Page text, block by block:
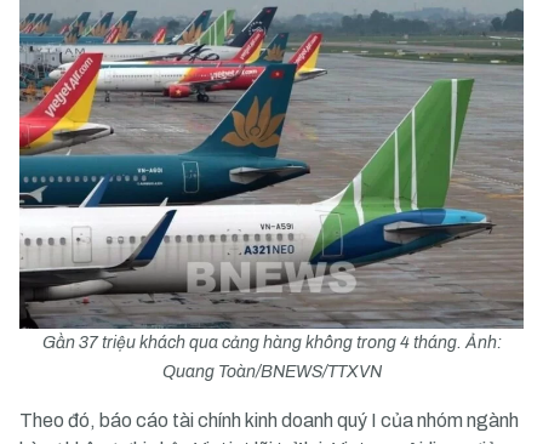
Gần 37 triệu khách qua cảng hàng không trong 4 tháng. Ảnh:
Quang Toàn/BNEWS/TTXVN
Theo đó, báo cáo tài chính kinh doanh quý I của nhóm ngành